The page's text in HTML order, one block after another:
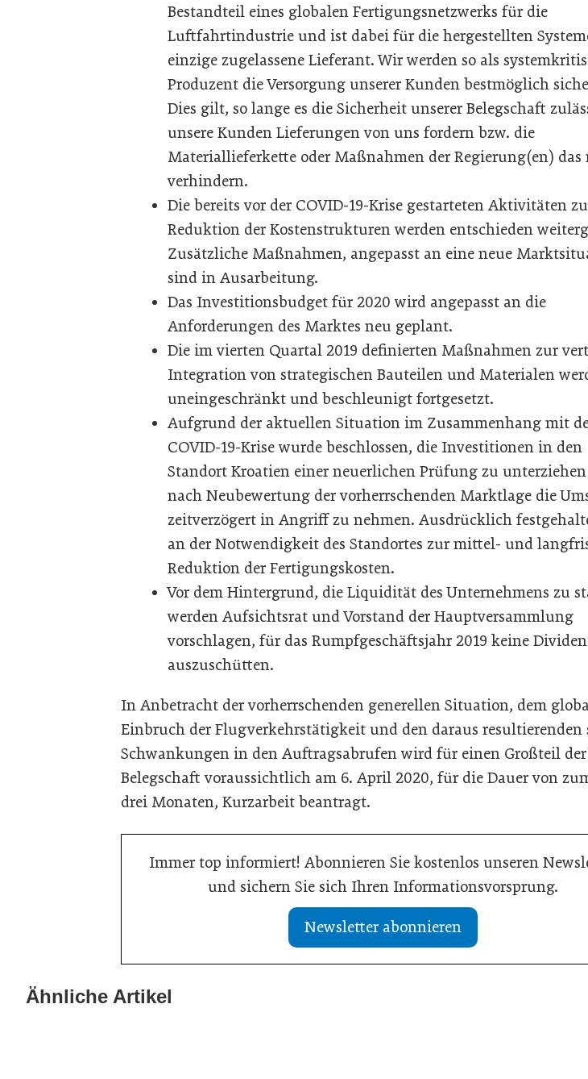
Bestandteil eines globalen Fertigungsnetzwerks für die
Luftfahrtindustrie und ist dabei für die hergestellten
einzige zugelassene Lieferant. Wir werden so als
Produzent die Versorgung unserer Kunden bestmöglich
Dies gilt, so lange es die Sicherheit unserer Belegschaft
unsere Kunden Lieferungen von uns fordern bzw. die
Materiallieferkette oder Maßnahmen der Regierung(en)
verhindern.
Die bereits vor der COVID-19-Krise gestarteten Aktivitäten
Reduktion der Kostenstrukturen werden entschieden
Zusätzliche Maßnahmen, angepasst an eine neue
sind in Ausarbeitung.
Das Investitionsbudget für 2020 wird angepasst an die
Anforderungen des Marktes neu geplant.
Die im vierten Quartal 2019 definierten Maßnahmen zur
Integration von strategischen Bauteilen und Materialen
uneingeschränkt und beschleunigt fortgesetzt.
Aufgrund der aktuellen Situation im Zusammenhang mit
COVID-19-Krise wurde beschlossen, die Investitionen in den
Standort Kroatien einer neuerlichen Prüfung zu
nach Neubewertung der vorherrschenden Marktlage die
zeitverzögert in Angriff zu nehmen. Ausdrücklich
an der Notwendigkeit des Standortes zur mittel- und
Reduktion der Fertigungskosten.
Vor dem Hintergrund, die Liquidität des Unternehmens zu
werden Aufsichtsrat und Vorstand der Hauptversammlung
vorschlagen, für das Rumpfgeschäftsjahr 2019 keine
auszuschütten.
In Anbetracht der vorherrschenden generellen Situation, dem
Einbruch der Flugverkehrstätigkeit und den daraus resultierenden
Schwankungen in den Auftragsabrufen wird für einen Großteil der
Belegschaft voraussichtlich am 6. April 2020, für die Dauer von
drei Monaten, Kurzarbeit beantragt.
Immer top informiert! Abonnieren Sie kostenlos unseren
und sichern Sie sich Ihren Informationsvorsprung.
Newsletter abonnieren
Ähnliche Artikel
23. März 2026
29.